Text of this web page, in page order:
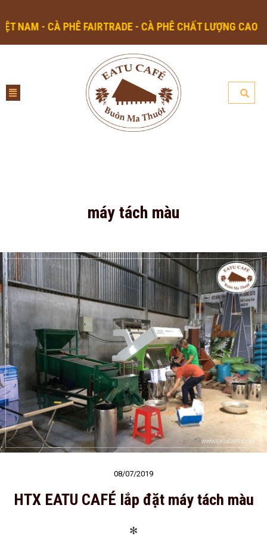
- CÀ PHÊ FAIRTRADE - CÀ PHÊ CHẤT LƯỢNG CAO
máy tách màu
08/07/2019
HTX EATU CAFÉ lắp đặt máy tách màu
✻